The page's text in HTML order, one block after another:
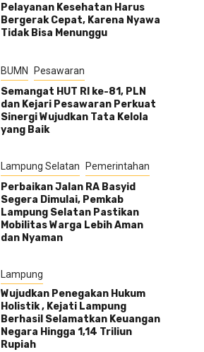
Pelayanan Kesehatan Harus
Bergerak Cepat, Karena Nyawa
Tidak Bisa Menunggu
BUMN Pesawaran
Semangat HUT RI ke-81, PLN
dan Kejari Pesawaran Perkuat
Sinergi Wujudkan Tata Kelola
yang Baik
Lampung Selatan Pemerintahan
Perbaikan Jalan RA Basyid
Segera Dimulai, Pemkab
Lampung Selatan Pastikan
Mobilitas Warga Lebih Aman
dan Nyaman
Lampung
Wujudkan Penegakan Hukum
Holistik , Kejati Lampung
Berhasil Selamatkan Keuangan
Negara Hingga 1,14 Triliun
Rupiah